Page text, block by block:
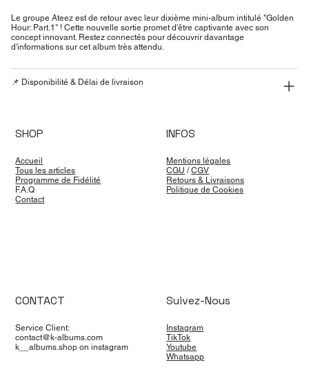
Le groupe Ateez est de retour avec leur dixième mini-album intitulé "Golden
Hour: Part.1" ! Cette nouvelle sortie promet d'être captivante avec son
concept innovant. Restez connectés pour découvrir davantage
d'informations sur cet album très attendu.
📌 Disponibilité & Délai de livraison
SHOP
Accueil
Tous les articles
Programme de Fidélité
F.A.Q
Contact
INFOS
Mentions légales
CGU /CGV
Retours & Livraisons
Politique de Cookies
CONTACT
Service Client:
contact@k-albums.com
k__albums.shop on instagram
Suivez-Nous
Instagram
TikTok
Youtube
Whatsapp